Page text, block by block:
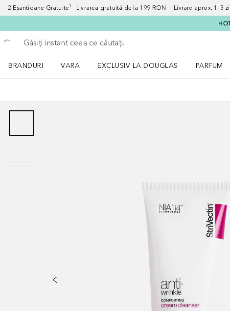
2 Eșantioane Gratuite¹ Livrarea gratuită de la 199 RON Livrare aprox. 1–3
Înapoi
Executați căutarea
BRANDURI
VARA
EXCLUSIV LA DOUGLAS
PARFUM